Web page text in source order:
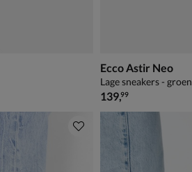
Ecco Astir Neo
Lage sneakers - groen
€ 139,99
139,99